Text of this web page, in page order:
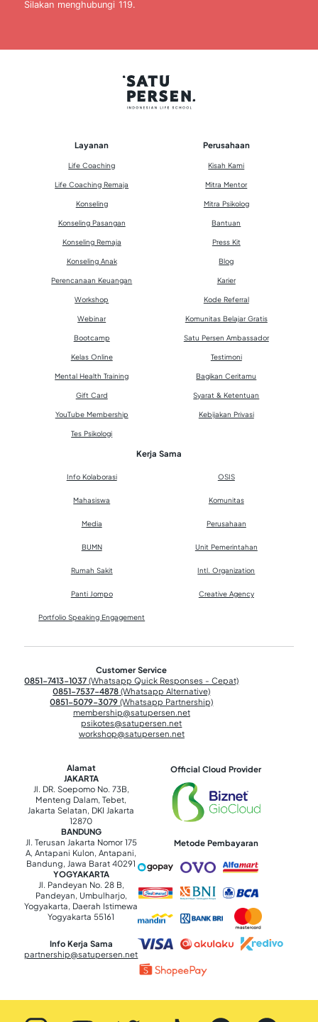
Silakan menghubungi 119.
Customer Service
0851-7413-1037 (Whatsapp Quick Responses - Cepat)
0851-7537-4878 (Whatsapp Alternative)
0851-5079-3079 (Whatsapp Partnership)
membership@satupersen.net
psikotes@satupersen.net
workshop@satupersen.net
Layanan
Life Coaching
Life Coaching Remaja
Konseling
Konseling Pasangan
Konseling Remaja
Konseling Anak
Perencanaan Keuangan
Workshop
Webinar
Bootcamp
Kelas Online
Mental Health Training
Gift Card
YouTube Membership
Tes Psikologi
Perusahaan
Kisah Kami
Mitra Mentor
Mitra Psikolog
Bantuan
Press Kit
Blog
Karier
Kode Referral
Komunitas Belajar Gratis
Satu Persen Ambassador
Testimoni
Bagikan Ceritamu
Syarat & Ketentuan
Kebijakan Privasi
Kerja Sama
Info Kolaborasi OSIS
Mahasiswa Komunitas
Media Perusahaan
BUMN Unit Pemerintahan
Rumah Sakit Intl. Organization
Panti Jompo Creative Agency
Portfolio Speaking Engagement
Alamat
JAKARTA
Jl. DR. Soepomo No. 73B,
Menteng Dalam, Tebet,
Jakarta Selatan, DKI Jakarta
12870
BANDUNG
Jl. Terusan Jakarta Nomor 175
A, Antapani Kulon, Antapani,
Bandung, Jawa Barat 40291
YOGYAKARTA
Jl. Pandeyan No. 28 B,
Pandeyan, Umbulharjo,
Yogyakarta, Daerah Istimewa
Yogyakarta 55161
Info Kerja Sama
partnership@satupersen.net
Official Cloud Provider
Metode Pembayaran